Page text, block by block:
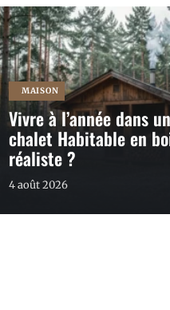
MAISON
Vivre à l’année dans
chalet Habitable en
réaliste ?
4 août 2026